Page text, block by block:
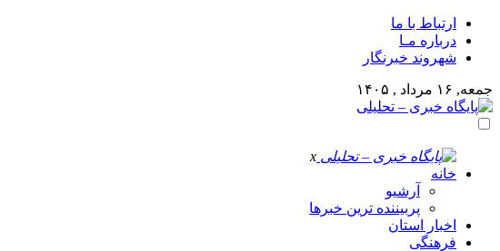
ارتباط با ما
درباره مـا
شهروند خبرنگار
جمعه, ۱۶ مرداد , ۱۴۰۵
x
خانه
آرشیو
پربیننده ترین خبرها
اخبار استان
فرهنگی